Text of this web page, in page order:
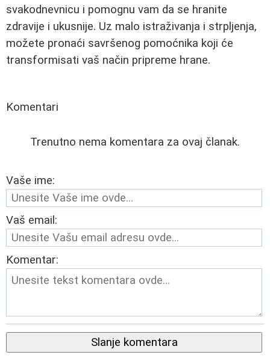
svakodnevnicu i pomognu vam da se hranite
zdravije i ukusnije. Uz malo istraživanja i strpljenja,
možete pronaći savršenog pomoćnika koji će
transformisati vaš način pripreme hrane.
Komentari
Trenutno nema komentara za ovaj članak.
Vaše ime:
Vaš email:
Komentar:
Slanje komentara